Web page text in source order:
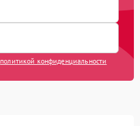
политикой конфиденциальности